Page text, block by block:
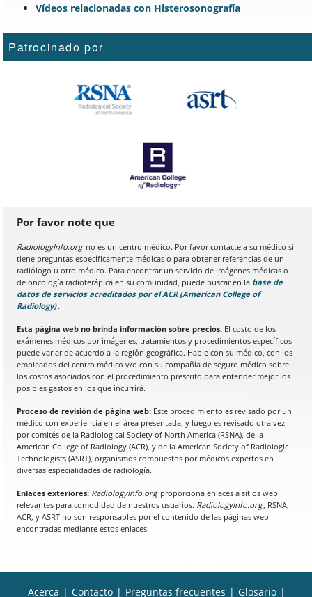
Vídeos relacionadas con Histerosonografía
Patrocinado por
Por favor note que
RadiologyInfo.orgno es un centro médico. Por favor contacte a su médico si
tiene preguntas específicamente médicas o para obtener referencias de un
radiólogo u otro médico. Para encontrar un servicio de imágenes médicas o
de oncología radioterápica en su comunidad, puede buscar en la base de
datos de servicios acreditados por el ACR (American College of
Radiology)(Se abre en una nueva pestaña del navegador)
.
Esta página web no brinda información sobre precios. El costo de los
exámenes médicos por imágenes, tratamientos y procedimientos específicos
puede variar de acuerdo a la región geográfica. Hable con su médico, con los
empleados del centro médico y/o con su compañía de seguro médico sobre
los costos asociados con el procedimiento prescrito para entender mejor los
posibles gastos en los que incurrirá.
Proceso de revisión de página web: Este procedimiento es revisado por un
médico con experiencia en el área presentada, y luego es revisado otra vez
por comités de la Radiological Society of North America (RSNA), de la
American College of Radiology (ACR), y de la American Society of Radiologic
Technologists (ASRT), organismos compuestos por médicos expertos en
diversas especialidades de radiología.
Enlaces exteriores: RadiologyInfo.org proporciona enlaces a sitios web
relevantes para comodidad de nuestros usuarios. RadiologyInfo.org, RSNA,
ACR, y ASRT no son responsables por el contenido de las páginas web
encontradas mediante estos enlaces.
Acerca | Contacto | Preguntas frecuentes | Glosario |